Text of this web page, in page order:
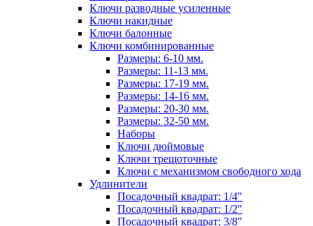
Ключи разводные усиленные
Ключи накидные
Ключи балонные
Ключи комбинированные
Размеры: 6-10 мм.
Размеры: 11-13 мм.
Размеры: 17-19 мм.
Размеры: 14-16 мм.
Размеры: 20-30 мм.
Размеры: 32-50 мм.
Наборы
Ключи дюймовые
Ключи трещоточные
Ключи с механизмом свободного хода
Удлинители
Посадочный квадрат: 1/4"
Посадочный квадрат: 1/2"
Посадочный квадрат: 3/8"